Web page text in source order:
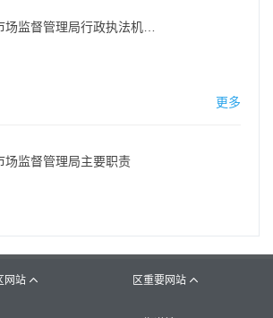
更多
场监督管理局主要职责
网站  区重要网站 